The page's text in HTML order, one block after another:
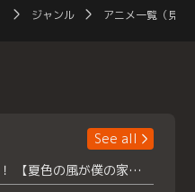
ジャンル アニメ一覧（見放
See all
浮所飛貴主演！ 【夏色の風が僕の家にやってきた】 本日よりテラサで独占配信スタート！